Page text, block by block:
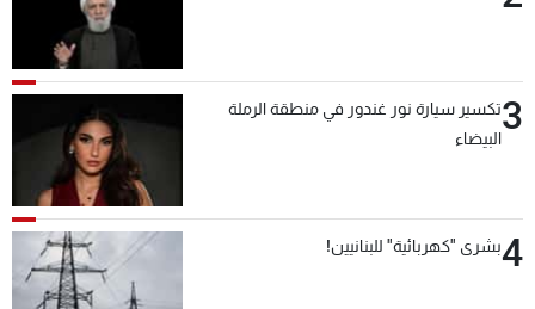
3تكسير سيارة نور غندور في منطقة الرملة
البيضاء
4بشرى "كهربائية" للبنانيين!